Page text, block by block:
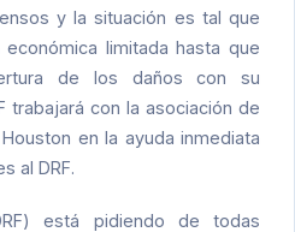
y la situación es tal que
limitada hasta que
de los daños con su
trabajará con la asociación de
en la ayuda inmediata
al DRF.
está pidiendo de todas